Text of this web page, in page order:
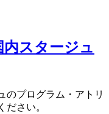
内スタージュ
のプログラム・アトリ
ださい。